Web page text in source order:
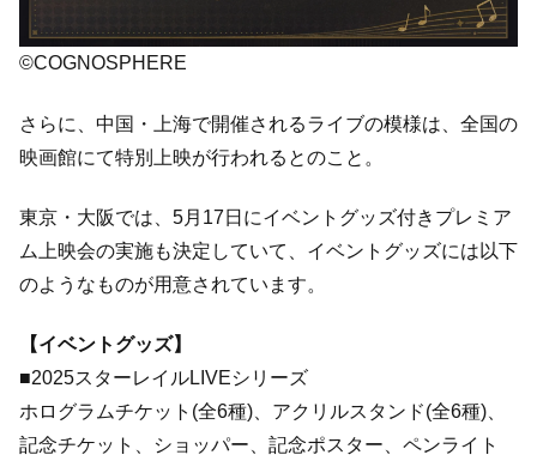
©COGNOSPHERE
さらに、中国・上海で開催されるライブの模様は、全国の
映画館にて特別上映が行われるとのこと。
東京・大阪では、5月17日にイベントグッズ付きプレミア
ム上映会の実施も決定していて、イベントグッズには以下
のようなものが用意されています。
【イベントグッズ】
■2025スターレイルLIVEシリーズ
ホログラムチケット(全6種)、アクリルスタンド(全6種)、
記念チケット、ショッパー、記念ポスター、ペンライト